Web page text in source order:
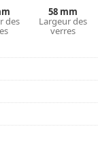
des
58 mm
Largeur des
verres